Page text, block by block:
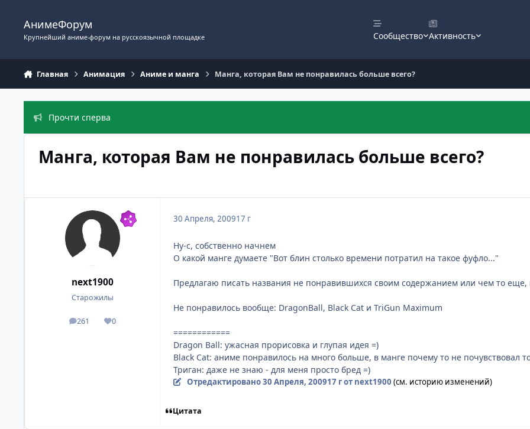
АнимеФорум
Крупнейший аниме-форум на русскоязычной площадке Сообщество Активность
Главная Анимация Аниме и манга Манга, которая Вам не понравилась больше всего?
Прочти сперва
Манга, которая Вам не понравилась больше всего?
next1900
Старожилы
261
посты 0
Репутация
30 Апреля, 200917 г
Ну-с, собственно начнем
О какой манге думаете "Вот блин столько времени потратил на такое фуфло..."
Предлагаю писать названия не понравившихся своим содержанием или чем то еще,
Не понравилось вообще: DragonBall, Black Cat и TriGun Maximum
============
Dragon Ball: ужасная прорисовка и глупая идея =)
Black Cat: аниме понравилось на много больше, в манге почему то не почувствовал
Триган: даже не знаю - для меня просто бред =)
Отредактировано30 Апреля, 200917 гот next1900 (см. историю изменений)
Цитата